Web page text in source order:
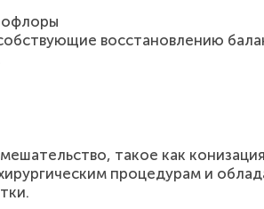
восстановлению
такое как
процедурам и